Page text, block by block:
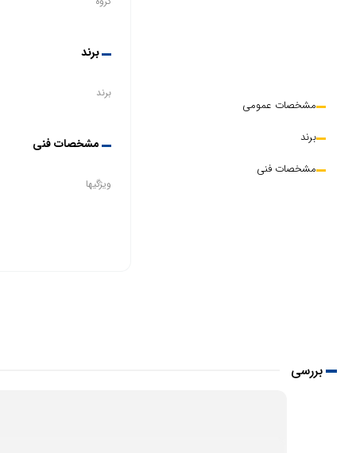
مشخصات عمومی
برند
مشخصات فنی
برند
برند
مشخصات فنی
ویژگیها
بررسی